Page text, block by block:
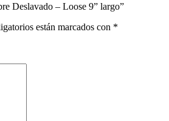
Deslavado – Loose 9” largo”
están marcados con *